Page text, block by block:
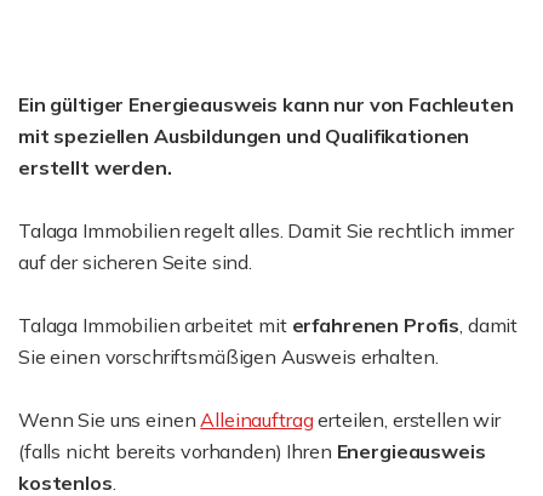
Ein gültiger Energieausweis kann nur von Fachleuten
mit speziellen Ausbildungen und Qualifikationen
erstellt werden.
Talaga Immobilien regelt alles. Damit Sie rechtlich immer
auf der sicheren Seite sind.
Talaga Immobilien arbeitet miterfahrenen Profis , damit
Sie einen vorschriftsmäßigen Ausweis erhalten.
Wenn Sie uns einen Alleinauftrag erteilen, erstellen wir
(falls nicht bereits vorhanden) Ihren Energieausweis
kostenlos